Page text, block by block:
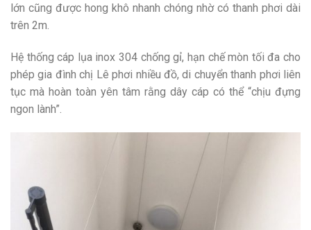
lớn cũng được hong khô nhanh chóng nhờ có thanh phơi dài
trên 2m.
Hệ thống cáp lụa inox 304 chống gỉ, hạn chế mòn tối đa cho
phép gia đình chị Lê phơi nhiều đồ, di chuyển thanh phơi liên
tục mà hoàn toàn yên tâm rằng dây cáp có thể “chịu đựng
ngon lành”.